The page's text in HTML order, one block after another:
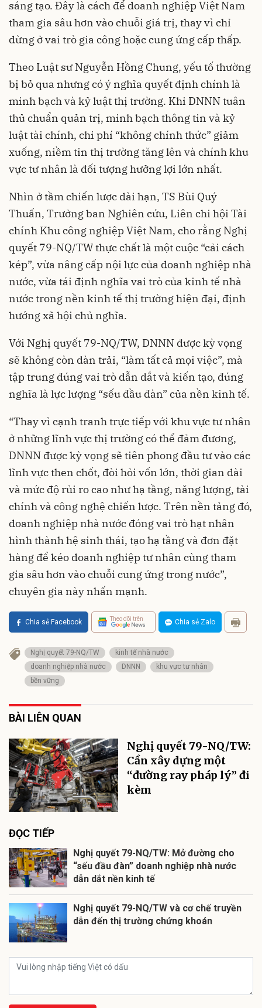
sáng tạo. Đây là cách để doanh nghiệp Việt Nam
tham gia sâu hơn vào chuỗi giá trị, thay vì chỉ
dừng ở vai trò gia công hoặc cung ứng cấp thấp.
Theo Luật sư Nguyễn Hồng Chung, yếu tố thường
bị bỏ qua nhưng có ý nghĩa quyết định chính là
minh bạch và kỷ luật thị trường. Khi DNNN tuân
thủ chuẩn quản trị, minh bạch thông tin và kỷ
luật tài chính, chi phí “không chính thức” giảm
xuống, niềm tin thị trường tăng lên và chính khu
vực tư nhân là đối tượng hưởng lợi lớn nhất.
Nhìn ở tầm chiến lược dài hạn, TS Bùi Quý
Thuấn, Trưởng ban Nghiên cứu, Liên chi hội Tài
chính Khu công nghiệp Việt Nam, cho rằng Nghị
quyết 79-NQ/TW thực chất là một cuộc “cải cách
kép”, vừa nâng cấp nội lực của doanh nghiệp nhà
nước, vừa tái định nghĩa vai trò của kinh tế nhà
nước trong nền kinh tế thị trường hiện đại, định
hướng xã hội chủ nghĩa.
Với Nghị quyết 79-NQ/TW, DNNN được kỳ vọng
sẽ không còn dàn trải, “làm tất cả mọi việc”, mà
tập trung đúng vai trò dẫn dắt và kiến tạo, đúng
nghĩa là lực lượng “sếu đầu đàn” của nền kinh tế.
“Thay vì cạnh tranh trực tiếp với khu vực tư nhân
ở những lĩnh vực thị trường có thể đảm đương,
DNNN được kỳ vọng sẽ tiên phong đầu tư vào các
lĩnh vực then chốt, đòi hỏi vốn lớn, thời gian dài
và mức độ rủi ro cao như hạ tầng, năng lượng, tài
chính và công nghệ chiến lược. Trên nền tảng đó,
doanh nghiệp nhà nước đóng vai trò hạt nhân
hình thành hệ sinh thái, tạo hạ tầng và đơn đặt
hàng để kéo doanh nghiệp tư nhân cùng tham
gia sâu hơn vào chuỗi cung ứng trong nước”,
chuyên gia này nhấn mạnh.
Chia sẻ Facebook Theo dõi trên Chia sẻ Zalo
Nghị quyết 79-NQ/TW
kinh tế nhà nước
doanh nghiệp nhà nước
DNNN
khu vực tư nhân
bền vững
BÀI LIÊN QUAN
Nghị quyết 79-NQ/TW:
Cần xây dựng một
“đường ray pháp lý” đi
kèm
ĐỌC TIẾP
Nghị quyết 79-NQ/TW: Mở đường cho
“sếu đầu đàn” doanh nghiệp nhà nước
dẫn dắt nền kinh tế
Nghị quyết 79-NQ/TW và cơ chế truyền
dẫn đến thị trường chứng khoán